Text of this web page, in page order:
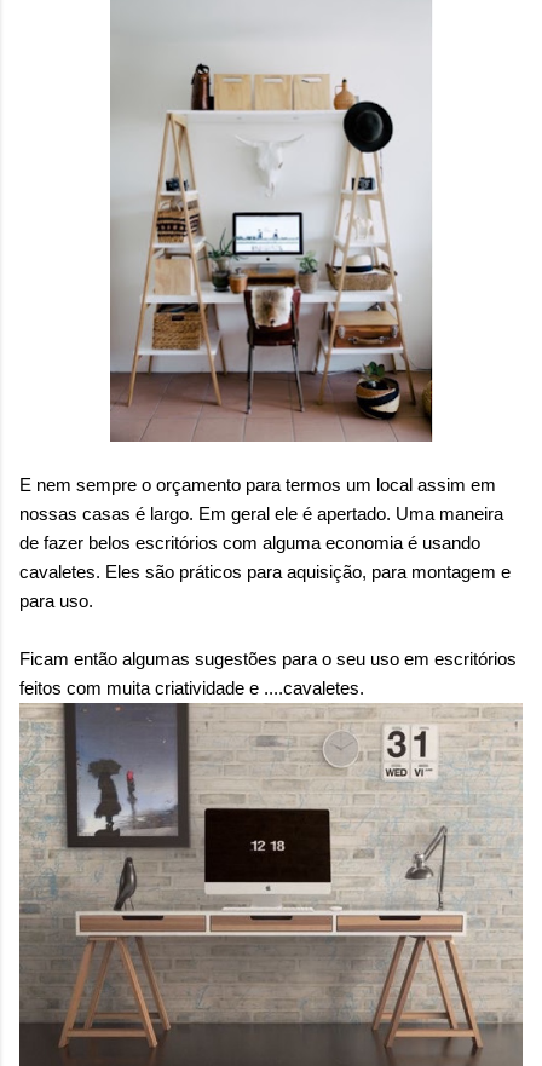
E nem sempre o orçamento para termos um local assim em
nossas casas é largo. Em geral ele é apertado. Uma maneira
de fazer belos escritórios com alguma economia é usando
cavaletes. Eles são práticos para aquisição, para montagem e
para uso.
Ficam então algumas sugestões para o seu uso em escritórios
feitos com muita criatividade e ....cavaletes.